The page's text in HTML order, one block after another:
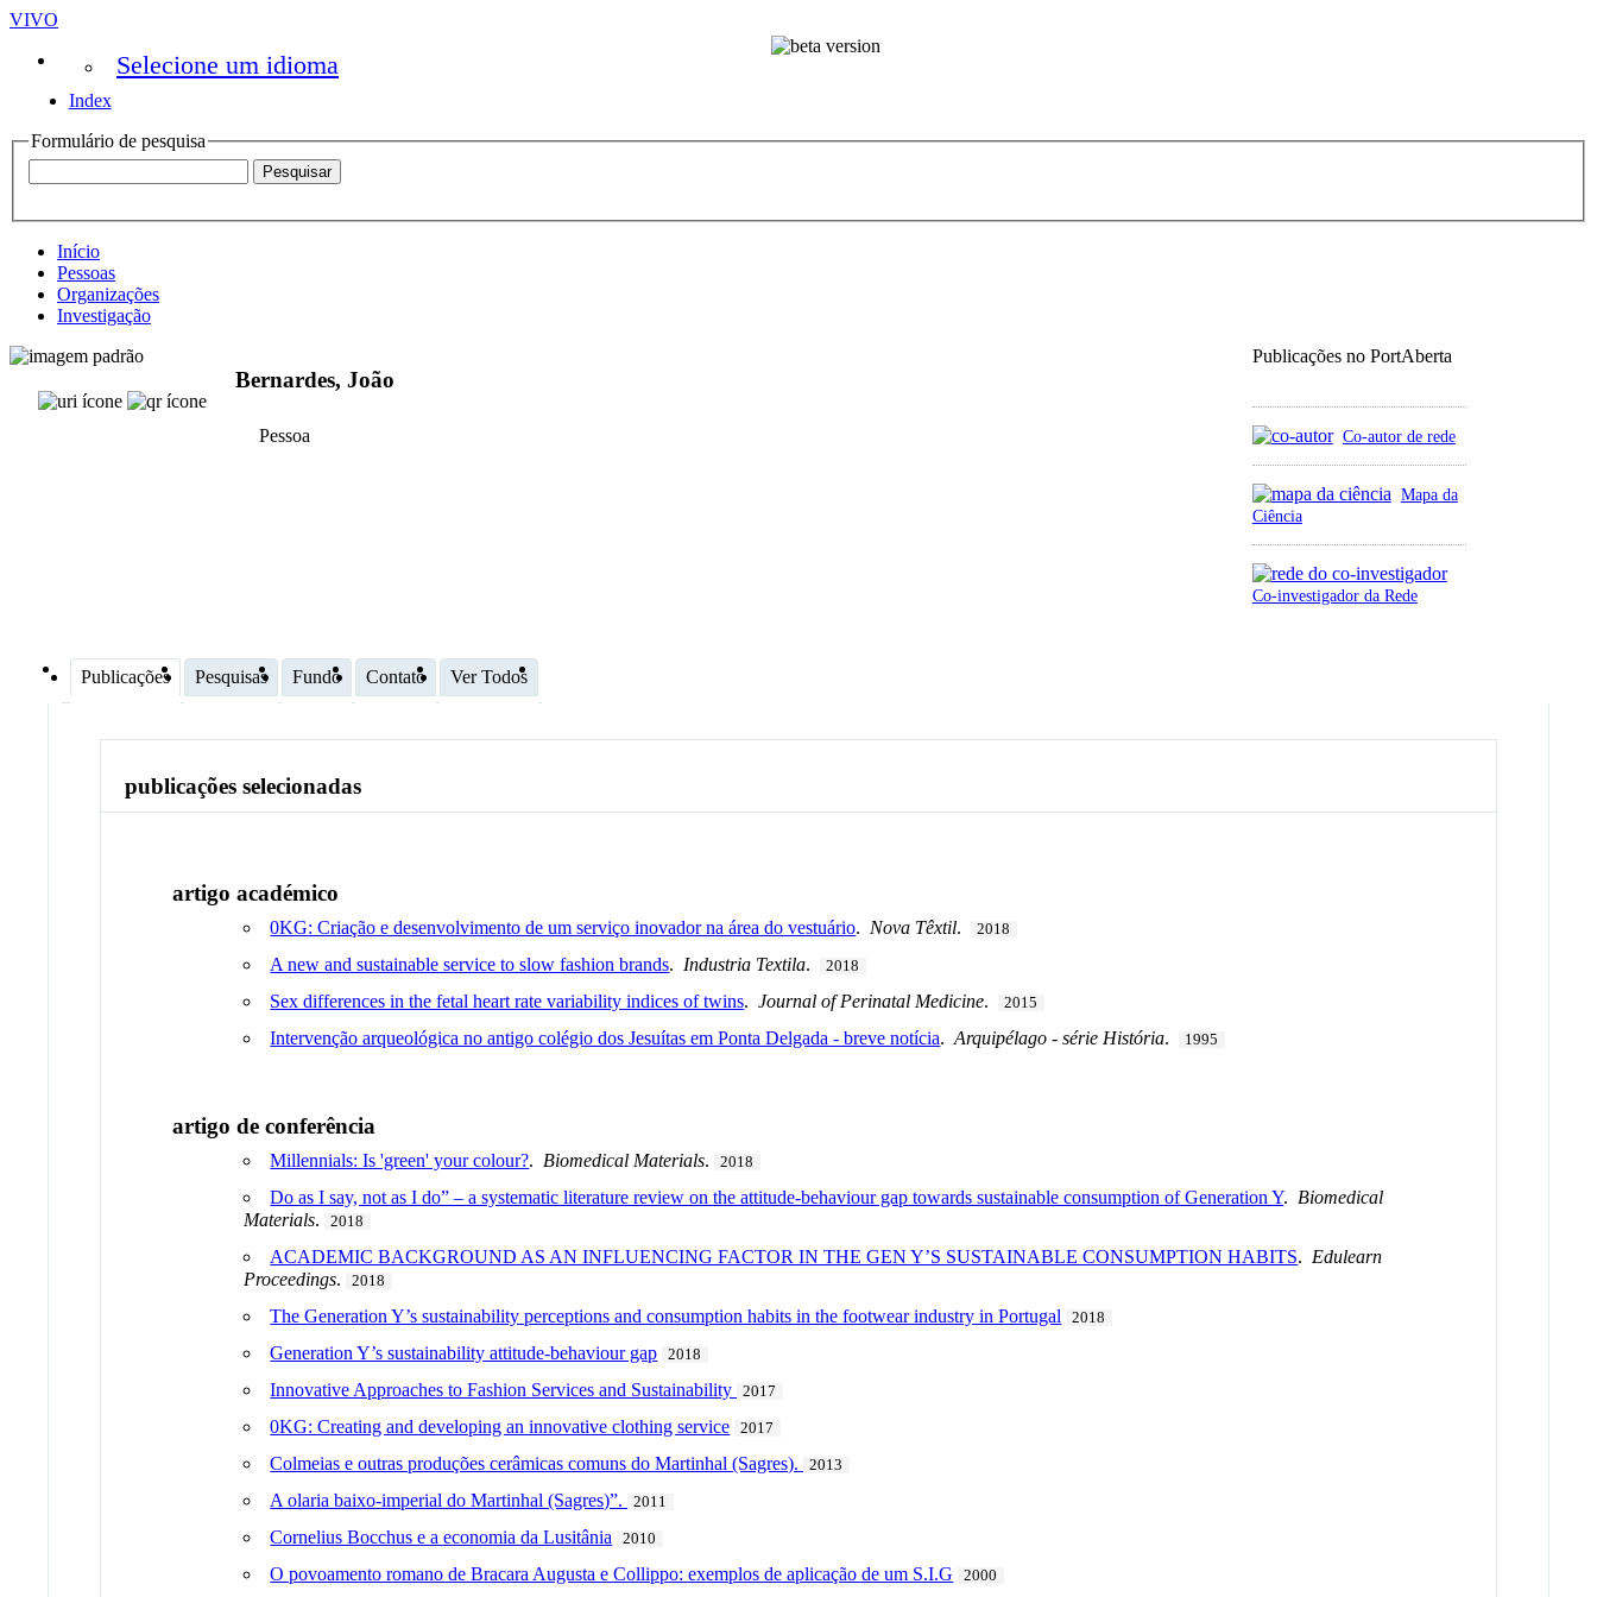
VIVO
Selecione um idioma
Index
Formulário de pesquisa
Início
Pessoas
Organizações
Investigação
Publicações no PortAberta
Co-autor de rede
Mapa da
Ciência
Co-investigador da Rede
Bernardes, João
Pessoa
Publicações Pesquisas Fundo Contato Ver Todos
publicações selecionadas
artigo académico
0KG: Criação e desenvolvimento de um serviço inovador na área do vestuário. Nova Têxtil. 2018
A new and sustainable service to slow fashion brands. Industria Textila. 2018
Sex differences in the fetal heart rate variability indices of twins.Journal of Perinatal Medicine. 2015
Intervenção arqueológica no antigo colégio dos Jesuítas em Ponta Delgada - breve notícia.Arquipélago - série História. 1995
artigo de conferência
Millennials: Is 'green' your colour?.Biomedical Materials. 2018
Do as I say, not as I do” – a systematic literature review on the attitude-behaviour gap towards sustainable consumption of Generation Y.Biomedical
Materials. 2018
ACADEMIC BACKGROUND AS AN INFLUENCING FACTOR IN THE GEN Y’S SUSTAINABLE CONSUMPTION HABITS.Edulearn
Proceedings. 2018
The Generation Y’s sustainability perceptions and consumption habits in the footwear industry in Portugal 2018
Generation Y’s sustainability attitude-behaviour gap 2018
Innovative Approaches to Fashion Services and Sustainability 2017
0KG: Creating and developing an innovative clothing service 2017
Colmeias e outras produções cerâmicas comuns do Martinhal (Sagres). 2013
A olaria baixo-imperial do Martinhal (Sagres)”. 2011
Cornelius Bocchus e a economia da Lusitânia 2010
O povoamento romano de Bracara Augusta e Collippo: exemplos de aplicação de um S.I.G 2000